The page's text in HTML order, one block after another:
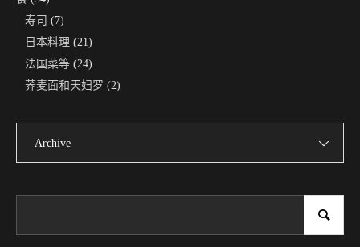
寿司 (7)
日本料理 (21)
法国菜等(24)
荞麦面和天妇罗 (2)
Archive